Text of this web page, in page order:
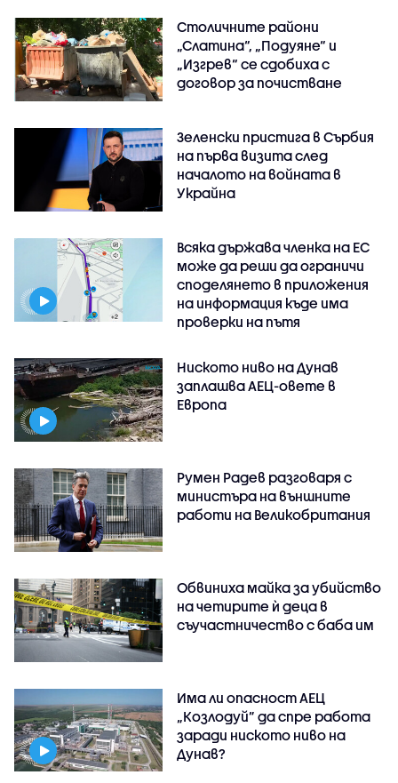
Столичните райони
„Слатина“, „Подуяне“ и
„Изгрев“ се сдобиха с
договор за почистване
Зеленски пристига в Сърбия
на първа визита след
началото на войната в
Украйна
Всяка държава членка на ЕС
може да реши да ограничи
споделянето в приложения
на информация къде има
проверки на пътя
Ниското ниво на Дунав
заплашва АЕЦ-овете в
Европа
Румен Радев разговаря с
министъра на външните
работи на Великобритания
Обвиниха майка за убийство
на четирите ѝ деца в
съучастничество с баба им
Има ли опасност АЕЦ
„Козлодуй” да спре работа
заради ниското ниво на
Дунав?